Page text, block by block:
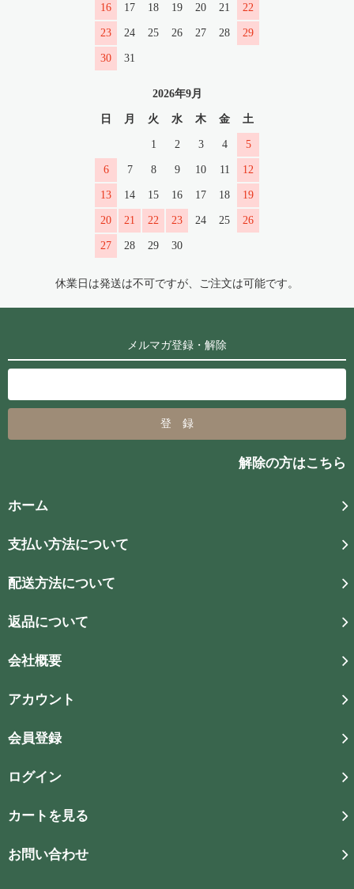
16 17 18 19 20 21 22
23 24 25 26 27 28 29
30 31
2026年9月
日 月 火 水 木 金 土
1 2 3 4 5
6 7 8 9 10 11 12
13 14 15 16 17 18 19
20 21 22 23 24 25 26
27 28 29 30
休業日は発送は不可ですが、ご注文は可能です。
メルマガ登録・解除
解除の方はこちら
ホーム
支払い方法について
配送方法について
返品について
会社概要
アカウント
会員登録
ログイン
カートを見る
お問い合わせ